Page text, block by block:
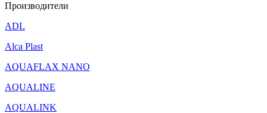
Производители
ADL
Alca Plast
AQUAFLAX NANO
AQUALINE
AQUALINK